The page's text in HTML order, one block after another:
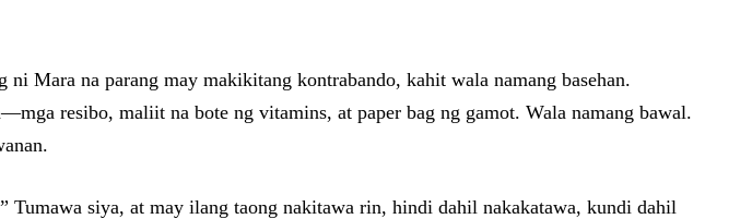
Mara na parang may makikitang kontrabando, kahit wala namang basehan.
resibo, maliit na bote ng vitamins, at paper bag ng gamot. Wala namang bawal.
Tumawa siya, at may ilang taong nakitawa rin, hindi dahil nakakatawa, kundi dahil